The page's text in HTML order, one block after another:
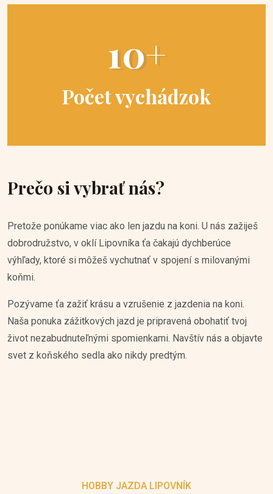
10+
Počet vychádzok
Prečo si vybrať nás?
Pretože ponúkame viac ako len jazdu na koni. U nás zažiješ
dobrodružstvo, v oklí Lipovníka ťa čakajú dychberúce
výhľady, ktoré si môžeš vychutnať v spojení s milovanými
koňmi.
Pozývame ťa zažiť krásu a vzrušenie z jazdenia na koni.
Naša ponuka zážitkových jazd je pripravená obohatiť tvoj
život nezabudnuteľnými spomienkami. Navštív nás a objavte
svet z koňského sedla ako nikdy predtým.
HOBBY JAZDA LIPOVNÍK